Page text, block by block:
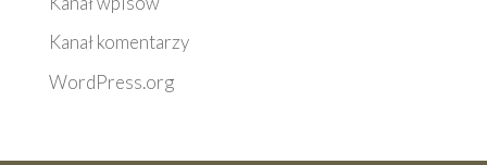
Kanał komentarzy
WordPress.org